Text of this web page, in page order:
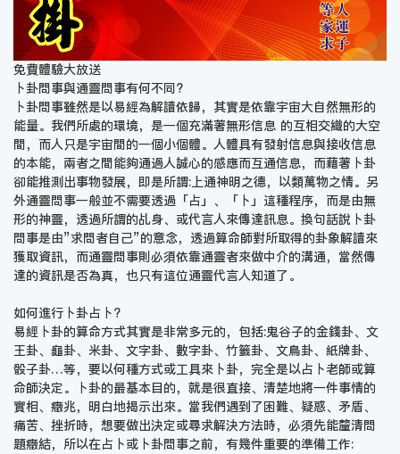
免費體驗大放送
卜卦問事與通靈問事有何不同?
卜卦問事雖然是以易經為解讀依歸，其實是依靠宇宙大自然無形的
能量。我們所處的環境，是一個充滿著無形信息 的互相交織的大空
間，而人只是宇宙間的一個小個體。人體具有發射信息與接收信息
的本能，兩者之間能夠通過人誠心的感應而互通信息，而藉著卜卦
卻能推測出事物發展，即是所謂:上通神明之德，以類萬物之情。另
外通靈問事一般並不需要透過「占」、「卜」這種程序，而是由無
形的神靈，透過所謂的乩身、或代言人來傳達訊息。換句話說卜卦
問事是由”求問者自己”的意念，透過算命師對所取得的卦象解讀來
獲取資訊，而通靈問事則必須依靠通靈者來做中介的溝通，當然傳
達的資訊是否為真，也只有這位通靈代言人知道了。
如何進行卜卦占卜?
易經卜卦的算命方式其實是非常多元的，包括:鬼谷子的金錢卦、文
王卦、龜卦、米卦、文字卦、數字卦、竹籤卦、文鳥卦、紙牌卦、
骰子卦…等，要以何種方式或工具來卜卦，完全是以占卜老師或算
命師決定。卜卦的最基本目的，就是很直接、清楚地將一件事情的
實相、癥兆，明白地揭示出來。當我們遇到了困難、疑惑、矛盾、
痛苦、挫折時，想要做出決定或尋求解決方法時，必須先能釐清問
題癥結，所以在占卜或卜卦問事之前，有幾件重要的準備工作: